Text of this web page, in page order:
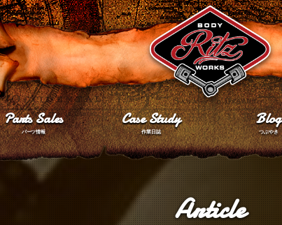
Parts Sales
パーツ情報
Case Study
作業日誌
Blog
つぶやき
Article